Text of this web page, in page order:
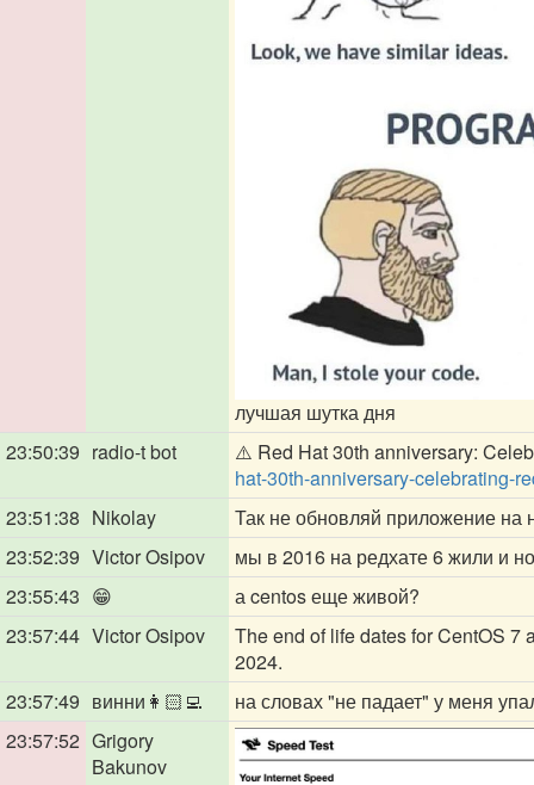
лучшая шутка дня
23:50:39 radio-t bot
⚠️ Red Hat 30th anniversary:
hat-30th-anniversary-celebrating-
23:51:38 Nikolay
Так не обновляй приложение
23:52:39 Victor Osipov
мы в 2016 на редхате 6 жили и
23:55:43 😁
а centos еще живой?
23:57:44 Victor Osipov
The end of life dates for CentOS 7
2024.
23:57:49 винни👩🏻‍💻
на словах "не падает" у меня
23:57:52 Grigory
Bakunov